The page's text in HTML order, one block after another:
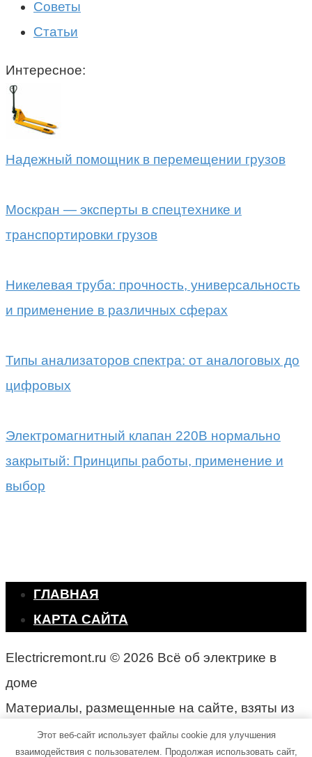
Советы
Статьи
Интересное:
Надежный помощник в перемещении грузов
Москран — эксперты в спецтехнике и
транспортировки грузов
Никелевая труба: прочность, универсальность
и применение в различных сферах
Типы анализаторов спектра: от аналоговых до
цифровых
Электромагнитный клапан 220В нормально
закрытый: Принципы работы, применение и
выбор
ГЛАВНАЯ
КАРТА САЙТА
Electricremont.ru © 2026 Всё об электрике в
доме
Материалы, размещенные на сайте, взяты из
открытых источников
Этот веб-сайт использует файлы cookie для улучшения
взаимодействия с пользователем. Продолжая использовать сайт,